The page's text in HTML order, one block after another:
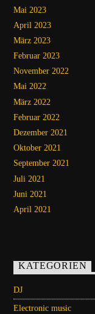
Mai 2023
April 2023
März 2023
Februar 2023
November 2022
Mai 2022
März 2022
Februar 2022
Dezember 2021
Oktober 2021
September 2021
Juli 2021
Juni 2021
April 2021
KATEGORIEN
DJ
Electronic music